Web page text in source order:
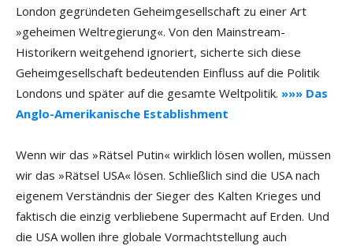
London gegründeten Geheimgesellschaft zu einer Art
»geheimen Weltregierung«. Von den Mainstream-
Historikern weitgehend ignoriert, sicherte sich diese
Geheimgesellschaft bedeutenden Einfluss auf die Politik
Londons und später auf die gesamte Weltpolitik. »»» Das
Anglo-Amerikanische Establishment
Wenn wir das »Rätsel Putin« wirklich lösen wollen, müssen
wir das »Rätsel USA« lösen. Schließlich sind die USA nach
eigenem Verständnis der Sieger des Kalten Krieges und
faktisch die einzig verbliebene Supermacht auf Erden. Und
die USA wollen ihre globale Vormachtstellung auch